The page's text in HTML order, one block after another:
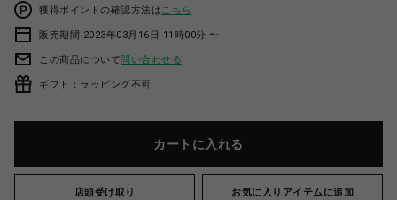
獲得ポイントの確認方法は こちら
販売期間 2023年03月16日 11時00分 〜
この商品について問い合わせる
ギフト：ラッピング不可
カートに入れる
店頭受け取り お気に入りアイテムに追加